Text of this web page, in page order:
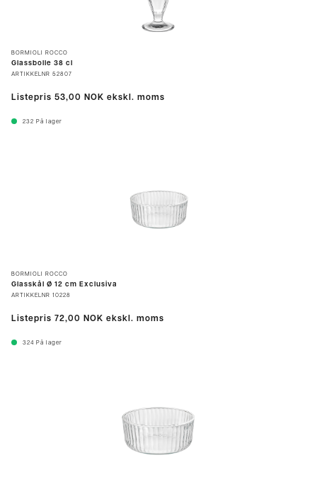
BORMIOLI ROCCO
Glassbolle 38 cl
ARTIKKELNR 52807
Listepris 53,00 NOK ekskl. moms
232 På lager
BORMIOLI ROCCO
Glasskål Ø 12 cm Exclusiva
ARTIKKELNR 10228
Listepris 72,00 NOK ekskl. moms
324 På lager